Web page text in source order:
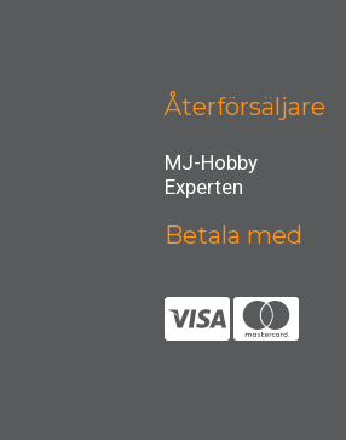
Återförsäljare
MJ-Hobby
Experten
Betala med